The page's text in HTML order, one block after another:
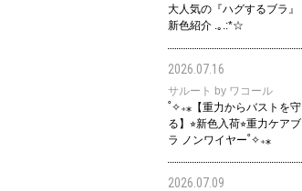
大人気の『ハグするブラ』
新色紹介 .｡.:*☆
2026.07.16
サルート by ワコール
˚✧₊⁎【重力からバストを守
る】⭐︎新色入荷⭐︎重力ケアブ
ラ ノンワイヤー˚✧₊⁎
2026.07.09